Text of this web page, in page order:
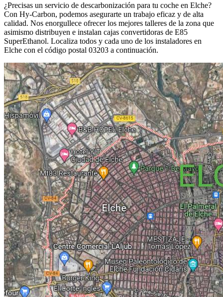
¿Precisas un servicio de descarbonización para tu coche en Elche?
Con Hy-Carbon, podemos asegurarte un trabajo eficaz y de alta
calidad. Nos enorgullece ofrecer los mejores talleres de la zona que
asimismo distribuyen e instalan cajas convertidoras de E85
SuperEthanol. Localiza todos y cada uno de los instaladores en
Elche con el código postal 03203 a continuación.